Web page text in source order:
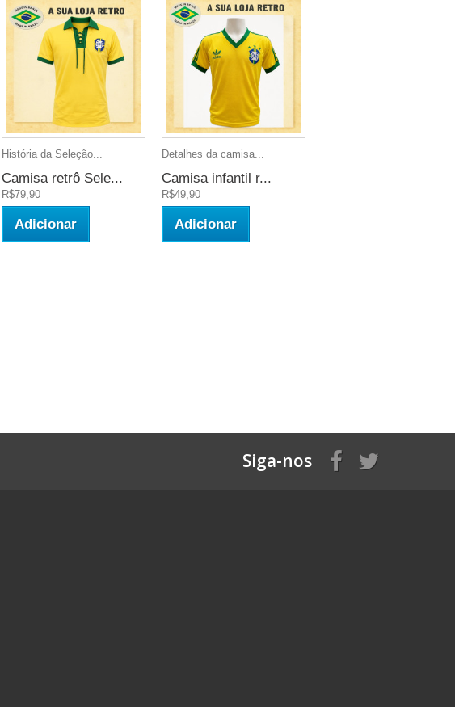
História da Seleção...
Camisa retrô Sele...
R$79,90
Adicionar
Detalhes da camisa...
Camisa infantil r...
R$49,90
Adicionar
Siga-nos